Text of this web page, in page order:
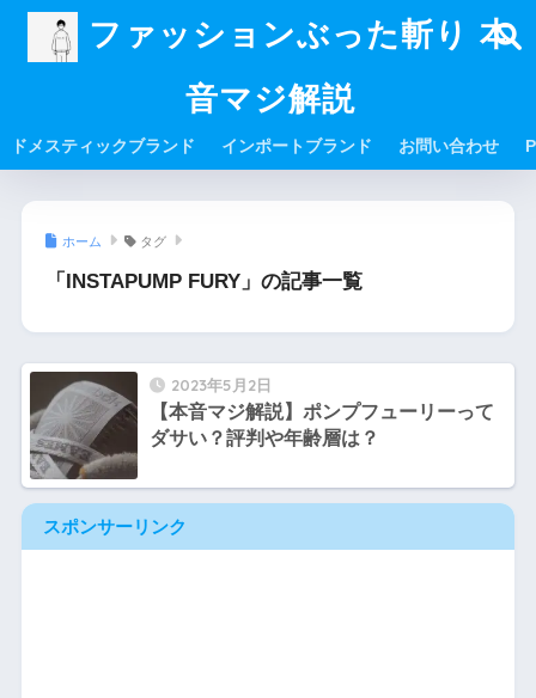
ファッションぶった斬り 本
音マジ解説
ドメスティックブランド インポートブランド お問い合わせ
ホーム タグ
「INSTAPUMP FURY」の記事一覧
2023年5月2日
【本音マジ解説】ポンプフューリーって
ダサい？評判や年齢層は？
スポンサーリンク